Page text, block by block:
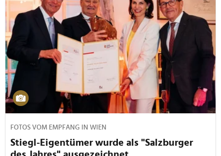
FOTOS VOM EMPFANG IN WIEN
Stiegl-Eigentümer wurde als "Salzburger